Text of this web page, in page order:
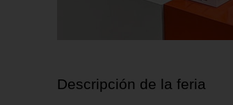
Descripción de la feria